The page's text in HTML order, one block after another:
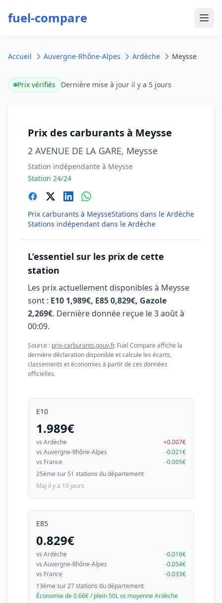
fuel-compare
Accueil Auvergne-Rhône-Alpes Ardèche Meysse
Prix vérifiés Dernière mise à jour il y a 5 jours
Prix des carburants à Meysse
2 AVENUE DE LA GARE, Meysse
Station indépendante à Meysse
Station 24/24
Prix carburants à MeysseStations dans le Ardèche
Stations indépendant dans le Ardèche
L’essentiel sur les prix de cette
station
Les prix actuellement disponibles à Meysse
sont : E10 1,989€, E85 0,829€, Gazole
2,269€. Dernière donnée reçue le3 août à
00:09.
Source : prix-carburants.gouv.fr. Fuel Compare affiche la
dernière déclaration disponible et calcule les écarts,
classements et économies à partir de ces données
officielles.
E10
1.989€
vs Ardèche
+0.007€
vs Auvergne-Rhône-Alpes
-0.021€
vs France
-0.005€
25ème sur 51 stations du département
Maj il y a 10 jours
E85
0.829€
vs Ardèche
-0.016€
vs Auvergne-Rhône-Alpes
-0.054€
vs France
-0.033€
13ème sur 27 stations du département
Économie de 0.66€ / plein 50L vs moyenne Ardèche